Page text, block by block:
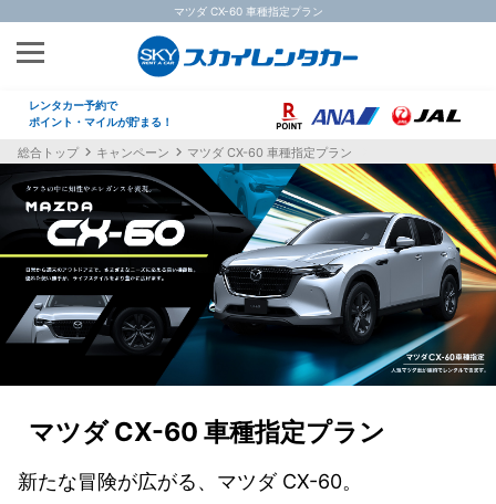
マツダ CX-60 車種指定プラン
レンタカー予約で
ポイント・マイルが貯まる！
総合トップ キャンペーン マツダ CX-60 車種指定プラン
マツダ CX-60 車種指定プラン
新たな冒険が広がる、マツダ CX-60。